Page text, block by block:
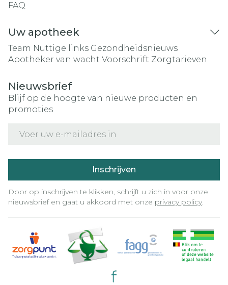
FAQ
Uw apotheek
Team Nuttige links Gezondheidsnieuws
Apotheker van wacht Voorschrift Zorgtarieven
Nieuwsbrief
Blijf op de hoogte van nieuwe producten en
promoties
Inschrijven
Door op inschrijven te klikken, schrijft u zich in voor onze
nieuwsbrief en gaat u akkoord met onze privacy policy.